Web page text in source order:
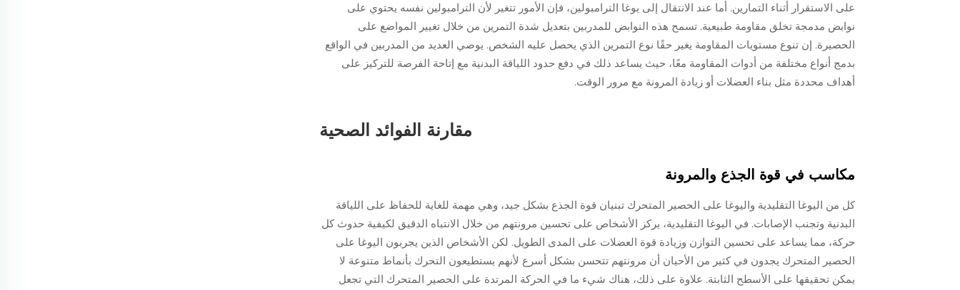
على الاستقرار أثناء التمارين. أما عند الانتقال إلى يوغا الترامبولين، فإن الأمور تتغير لأن الترامبولين نفسه يحتوي على
نوابض مدمجة تخلق مقاومة طبيعية. تسمح هذه النوابض للمدربين بتعديل شدة التمرين من خلال تغيير المواضع على
الحصيرة. إن تنوع مستويات المقاومة يغير حقًا نوع التمرين الذي يحصل عليه الشخص. يوصي العديد من المدربين في الواقع
بدمج أنواع مختلفة من أدوات المقاومة معًا، حيث يساعد ذلك في دفع حدود اللياقة البدنية مع إتاحة الفرصة للتركيز على
أهداف محددة مثل بناء العضلات أو زيادة المرونة مع مرور الوقت.
مقارنة الفوائد الصحية
مكاسب في قوة الجذع والمرونة
كل من اليوغا التقليدية واليوغا على الحصير المتحرك تبنيان قوة الجذع بشكل جيد، وهي مهمة للغاية للحفاظ على اللياقة
البدنية وتجنب الإصابات. في اليوغا التقليدية، يركز الأشخاص على تحسين مرونتهم من خلال الانتباه الدقيق لكيفية حدوث كل
حركة، مما يساعد على تحسين التوازن وزيادة قوة العضلات على المدى الطويل. لكن الأشخاص الذين يجربون اليوغا على
الحصير المتحرك يجدون في كثير من الأحيان أن مرونتهم تتحسن بشكل أسرع لأنهم يستطيعون التحرك بأنماط متنوعة لا
يمكن تحقيقها على الأسطح الثابتة. علاوة على ذلك، هناك شيء ما في الحركة المرتدة على الحصير المتحرك التي تجعل